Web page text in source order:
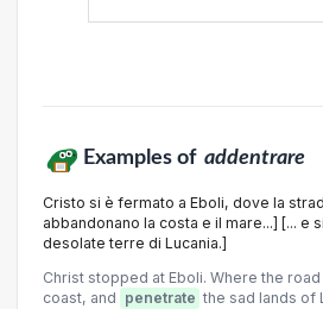
Examples of addentrare
Cristo si è fermato a Eboli, dove la
abbandonano la costa e il mare...] [... e si
desolate terre di Lucania.]
Christ stopped at Eboli. Where the
coast, and penetrate the sad lands of